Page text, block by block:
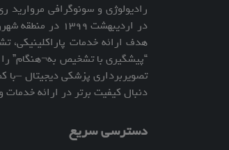
رادیولوژی و سونوگرافی مروارید
در اردیبهشت
هدف ارائه خدمات پاراکلینیکی،
“پیشگیری با تشخیص به¬هنگام”
تصویربرداری پزشکی دیجیتال
دنبال کیفیت برتر در ارائه
دسترسی سریع